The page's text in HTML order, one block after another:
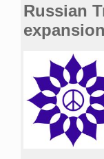
Russian